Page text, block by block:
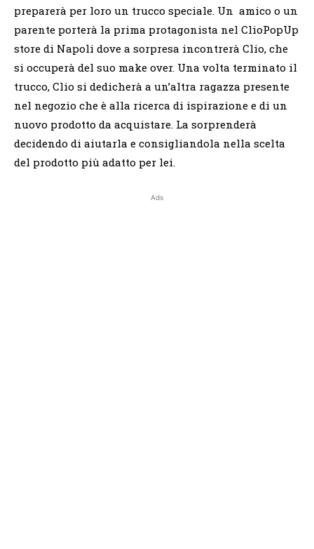
preparerà per loro un trucco speciale. Un amico o un
parente porterà la prima protagonista nel ClioPopUp
store di Napoli dove a sorpresa incontrerà Clio, che
si occuperà del suo make over. Una volta terminato il
trucco, Clio si dedicherà a un’altra ragazza presente
nel negozio che è alla ricerca di ispirazione e di un
nuovo prodotto da acquistare. La sorprenderà
decidendo di aiutarla e consigliandola nella scelta
del prodotto più adatto per lei.
Ads